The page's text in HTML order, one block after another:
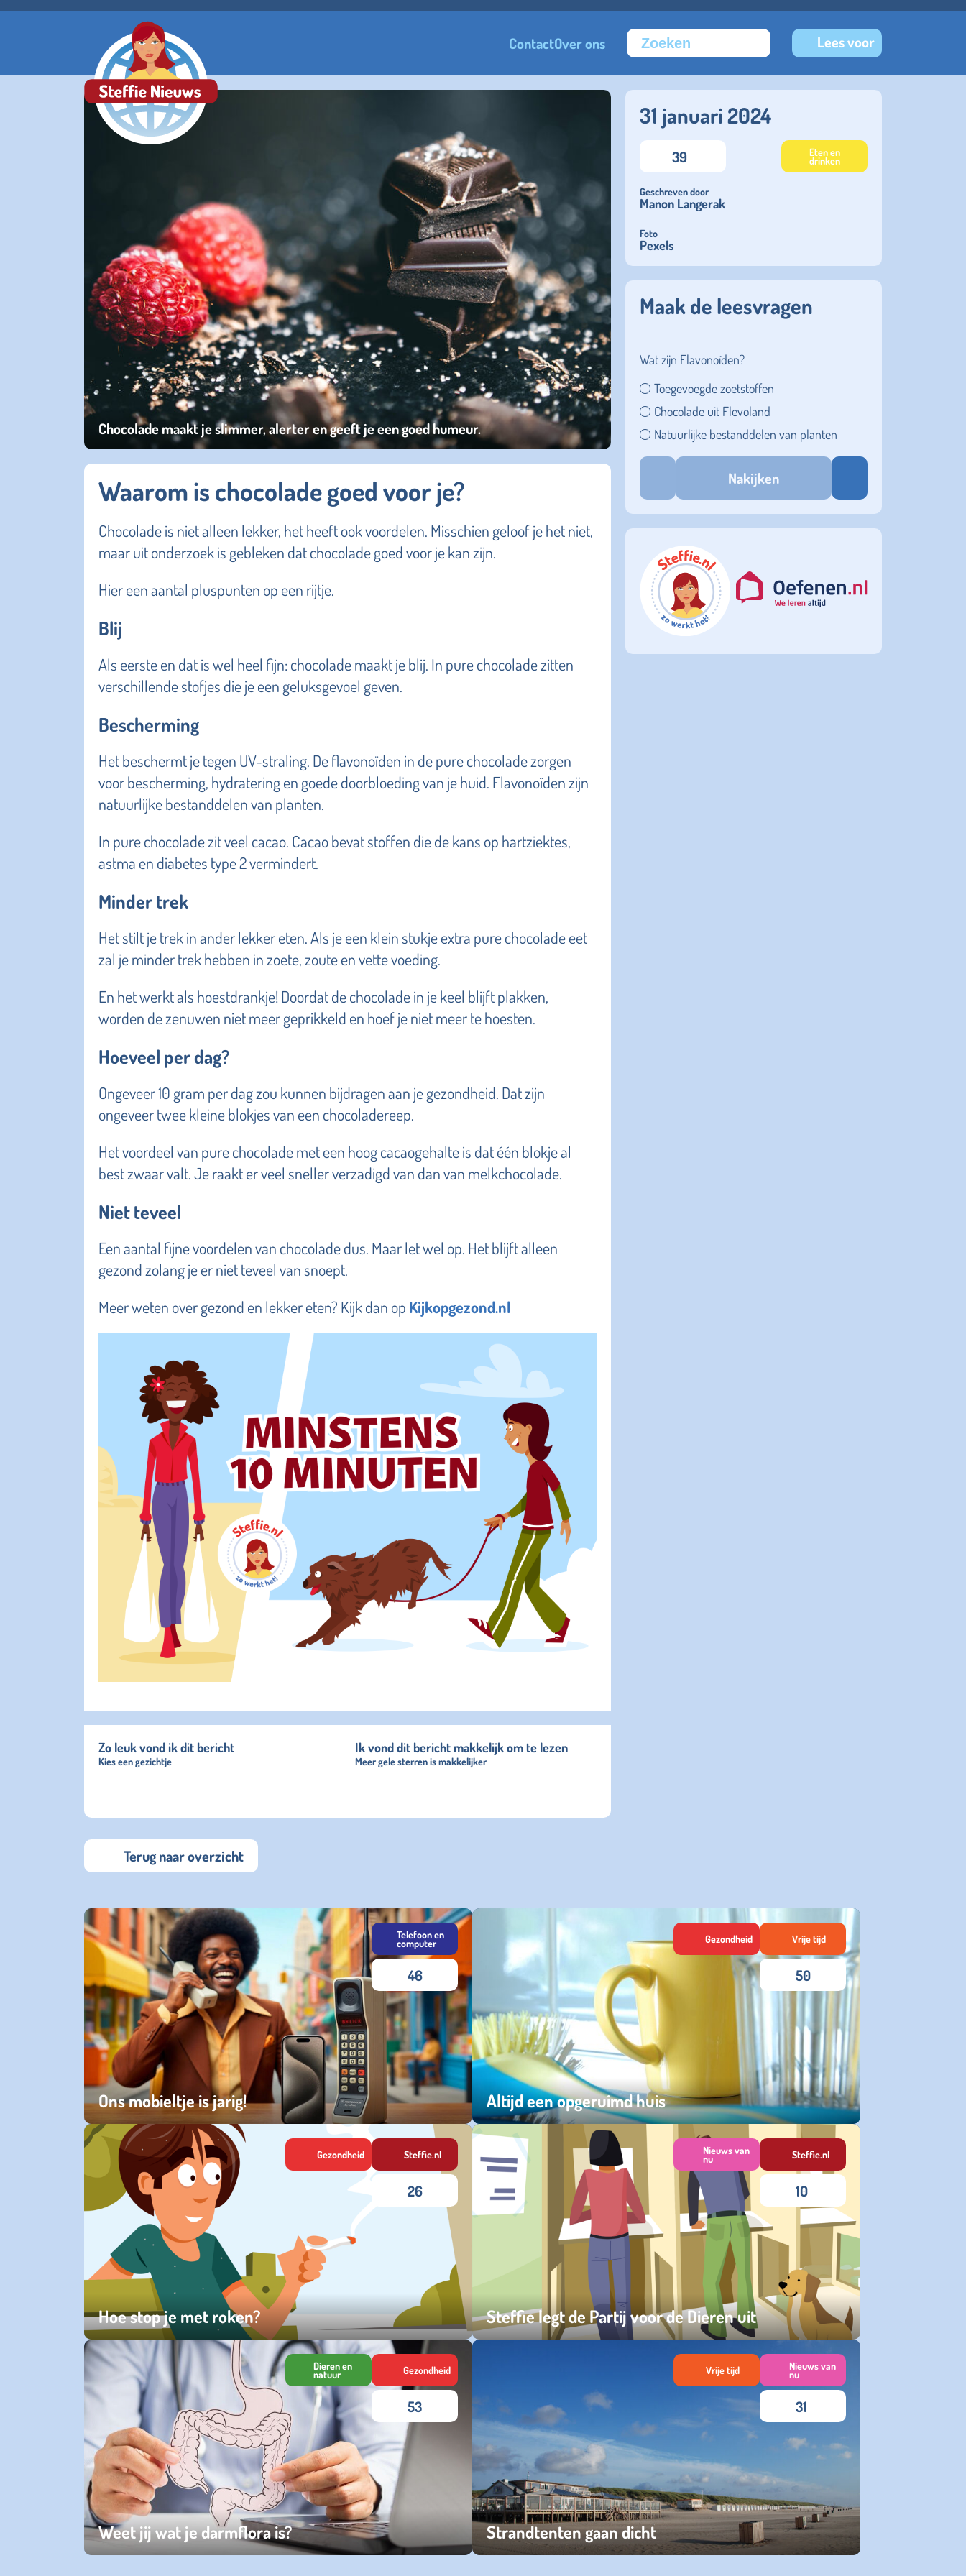
ContactOver ons Lees voor
Chocolade maakt je slimmer, alerter en geeft je een goed humeur.
Waarom is chocolade goed voor je?
Chocolade is niet alleen lekker, het heeft ook voordelen. Misschien geloof je het niet,
maar uit onderzoek is gebleken dat chocolade goed voor je kan zijn.
Hier een aantal pluspunten op een rijtje.
Blij
Als eerste en dat is wel heel fijn: chocolade maakt je blij. In pure chocolade zitten
verschillende stofjes die je een geluksgevoel geven.
Bescherming
Het beschermt je tegen UV-straling. De flavonoïden in de pure chocolade zorgen
voor bescherming, hydratering en goede doorbloeding van je huid. Flavonoïden zijn
natuurlijke bestanddelen van planten.
In pure chocolade zit veel cacao. Cacao bevat stoffen die de kans op hartziektes,
astma en diabetes type 2 vermindert.
Minder trek
Het stilt je trek in ander lekker eten. Als je een klein stukje extra pure chocolade eet
zal je minder trek hebben in zoete, zoute en vette voeding.
En het werkt als hoestdrankje! Doordat de chocolade in je keel blijft plakken,
worden de zenuwen niet meer geprikkeld en hoef je niet meer te hoesten.
Hoeveel per dag?
Ongeveer 10 gram per dag zou kunnen bijdragen aan je gezondheid. Dat zijn
ongeveer twee kleine blokjes van een chocoladereep.
Het voordeel van pure chocolade met een hoog cacaogehalte is dat één blokje al
best zwaar valt. Je raakt er veel sneller verzadigd van dan van melkchocolade.
Niet teveel
Een aantal fijne voordelen van chocolade dus. Maar let wel op. Het blijft alleen
gezond zolang je er niet teveel van snoept.
Meer weten over gezond en lekker eten? Kijk dan op Kijkopgezond.nl
Zo leuk vond ik dit bericht
Kies een gezichtje
Ik vond dit bericht makkelijk om te lezen
Meer gele sterren is makkelijker
31 januari 2024
39
Geschreven door
Manon Langerak
Foto
Pexels
Eten en
drinken
Maak de leesvragen
Wat zijn Flavonoïden?
Toegevoegde zoetstoffen
Chocolade uit Flevoland
Natuurlijke bestanddelen van planten
Nakijken
Terug naar overzicht
Ons mobieltje is jarig!
vrijdag 10 april 2026
Telefoon en
computer
46
Altijd een opgeruimd huis
zondag 29 maart 2026
Gezondheid Vrije tijd
50
Hoe stop je met roken?
vrijdag 02 januari 2026
Gezondheid Steffie.nl
26
Steffie legt de Partij voor de Dieren uit
woensdag 01 oktober 2025
Nieuws van
nu Steffie.nl
10
Weet jij wat je darmflora is?
Dieren en
natuur Gezondheid
53
Strandtenten gaan dicht
Vrije tijd Nieuws van
nu
31